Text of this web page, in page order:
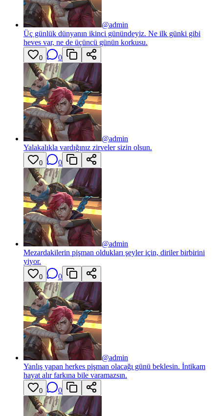
@admin
Üç günlük dünyanın ikinci günündeyiz. Ne ilk günki gibi
heves var, ne de üçüncü günün korkusu.
0 0
@admin
Yalakalıkla vardığınız zirveler sizin olsun.
0 0
@admin
Mezardakilerin pişman oldukları şeyler için, diriler birbirini
yiyor.
0 0
@admin
Yanlış yapan herkes pişman olacağı günü beklesin. İntikam
hayat alır farkına bile varamazsın.
0 0